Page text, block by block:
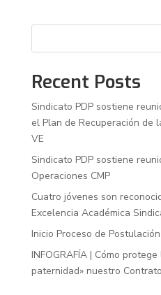
Recent Posts
Sindicato PDP sostiene
el Plan de Recuperación de
VE
Sindicato PDP sostiene
Operaciones CMP
Cuatro jóvenes son
Excelencia Académica
Inicio Proceso de
INFOGRAFÍA | Cómo
paternidad» nuestro